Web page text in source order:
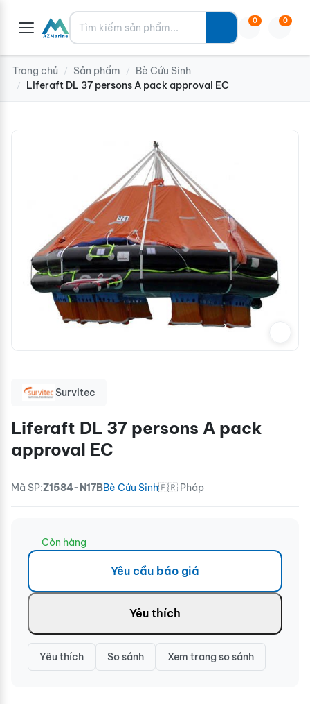
Tìm kiếm 0 0
Trang chủ / Sản phẩm / Bè Cứu Sinh
/ Liferaft DL 37 persons A pack approval EC
Survitec
Liferaft DL 37 persons A pack
approval EC
Mã SP:Z1584-N17BBè Cứu Sinh🇫🇷 Pháp
Còn hàng
Yêu cầu báo giá
Yêu thích
Yêu thích So sánh Xem trang so sánh